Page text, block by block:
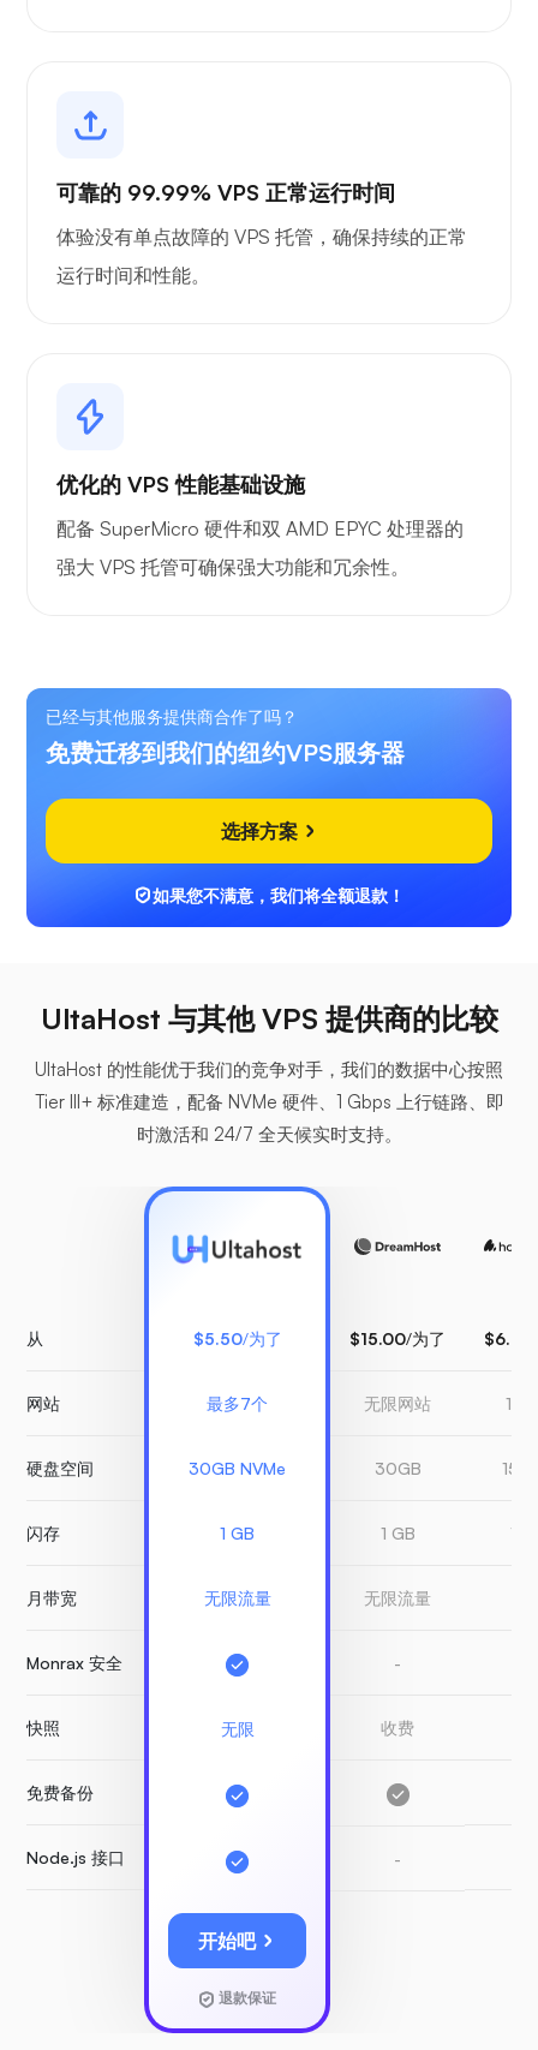
可靠的 99.99% VPS 正常运行时间
体验没有单点故障的 VPS 托管，确保持续的正常
运行时间和性能。
优化的 VPS 性能基础设施
配备 SuperMicro 硬件和双 AMD EPYC 处理器的
强大 VPS 托管可确保强大功能和冗余性。
已经与其他服务提供商合作了吗？
免费迁移到我们的纽约VPS服务器
选择方案
如果您不满意，我们将全额退款！
UltaHost 与其他 VPS 提供商的比较
UltaHost 的性能优于我们的竞争对手，我们的数据中心按照
Tier III+ 标准建造，配备 NVMe 硬件、1 Gbps 上行链路、即
时激活和 24/7 全天候实时支持。
从
网站
硬盘空间
闪存
月带宽
Monrax 安全
快照
免费备份
Node.js 接口
$5.50/为了
最多7个
30GB NVMe
1 GB
无限流量
无限
开始吧
退款保证
$15.00/为了
无限网站
30GB
1 GB
无限流量
-
收费
-
$6.99
1 网
1